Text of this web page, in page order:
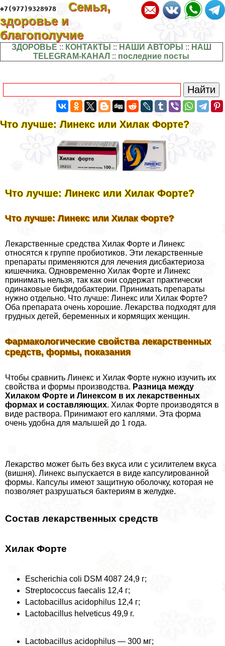
+7(977)9328978
Семья,
здоровье и
благополучие
ЗДОРОВЬЕ :: КОНТАКТЫ :: НАШИ АВТОРЫ :: НАШ
TELEGRAM-КАНАЛ :: последние посты
Что лучше: Линекс или Хилак Форте?
Что лучше: Линекс или Хилак Форте?
Что лучше: Линекс или Хилак Форте?
Лекарственные средства Хилак Форте и Линекс
относятся к группе пробиотиков. Эти лекарственные
препараты применяются для лечения дисбактериоза
кишечника. Одновременно Хилак Форте и Линекс
принимать нельзя, так как они содержат пpaктически
одинаковые бифидобактерии. Принимать препараты
нужно отдельно. Что лучше: Линекс или Хилак Форте?
Оба препарата очень хорошие. Лекарства подходят для
грудных детей, беременных и кормящих женщин.
Фармакологические свойства лекарственных
средств, формы, показания
Чтобы сравнить Линекс и Хилак Форте нужно изучить их
свойства и формы производства. Разница между
Хилаком Форте и Линексом в их лекарственных
формах и составляющих. Хилак Форте производятся в
виде раствора. Принимают его каплями. Эта форма
очень удобна для малышей до 1 года.
Лекарство может быть без вкуса или с усилителем вкуса
(вишня). Линекс выпускается в виде капсулированной
формы. Капсулы имеют защитную оболочку, которая не
позволяет разрушаться бактериям в желудке.
Состав лекарственных средств
Хилак Форте
Escherichia coli DSM 4087 24,9 г;
Streptococcus faecalis 12,4 г;
Lactobacillus acidophilus 12,4 г;
Lactobacillus helveticus 49,9 г.
Lactobacillus acidophilus — 300 мг;